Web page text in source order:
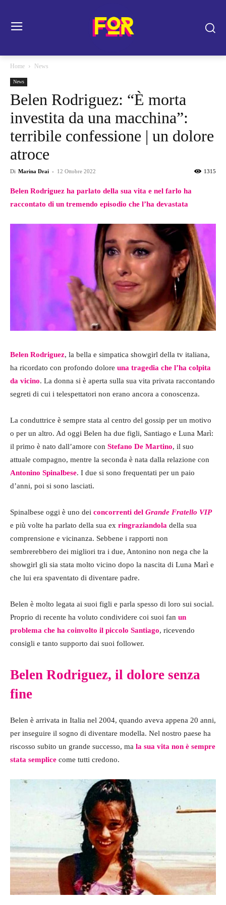
Home News
News
Belen Rodriguez: “È morta
investita da una macchina”:
terribile confessione | un dolore
atroce
Di Marina Drai - 12 Ottobre 2022 1315
Belen Rodriguez ha parlato della sua vita e nel farlo ha
raccontato di un tremendo episodio che l’ha devastata
Belen Rodriguez, la bella e simpatica showgirl della tv italiana,
ha ricordato con profondo dolore una tragedia che l’ha colpita
da vicino. La donna si è aperta sulla sua vita privata raccontando
segreti di cui i telespettatori non erano ancora a conoscenza.
La conduttrice è sempre stata al centro del gossip per un motivo
o per un altro. Ad oggi Belen ha due figli, Santiago e Luna Marì:
il primo è nato dall’amore con Stefano De Martino, il suo
attuale compagno, mentre la seconda è nata dalla relazione con
Antonino Spinalbese. I due si sono frequentati per un paio
d’anni, poi si sono lasciati.
Spinalbese oggi è uno dei concorrenti del Grande Fratello VIP
e più volte ha parlato della sua ex ringraziandola della sua
comprensione e vicinanza. Sebbene i rapporti non
sembrerebbero dei migliori tra i due, Antonino non nega che la
showgirl gli sia stata molto vicino dopo la nascita di Luna Marì e
che lui era spaventato di diventare padre.
Belen è molto legata ai suoi figli e parla spesso di loro sui social.
Proprio di recente ha voluto condividere coi suoi fan un
problema che ha coinvolto il piccolo Santiago, ricevendo
consigli e tanto supporto dai suoi follower.
Belen Rodriguez, il dolore senza
fine
Belen è arrivata in Italia nel 2004, quando aveva appena 20 anni,
per inseguire il sogno di diventare modella. Nel nostro paese ha
riscosso subito un grande successo, ma la sua vita non è sempre
stata semplice come tutti credono.